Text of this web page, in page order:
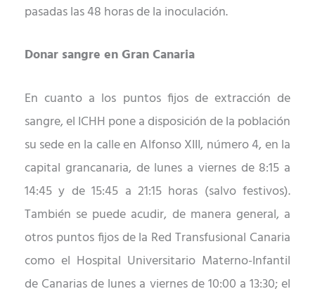
pasadas las 48 horas de la inoculación.
Donar sangre en Gran Canaria
En cuanto a los puntos fijos de extracción de
sangre, el ICHH pone a disposición de la población
su sede en la calle en Alfonso XIII, número 4, en la
capital grancanaria, de lunes a viernes de 8:15 a
14:45 y de 15:45 a 21:15 horas (salvo festivos).
También se puede acudir, de manera general, a
otros puntos fijos de la Red Transfusional Canaria
como el Hospital Universitario Materno-Infantil
de Canarias de lunes a viernes de 10:00 a 13:30; el